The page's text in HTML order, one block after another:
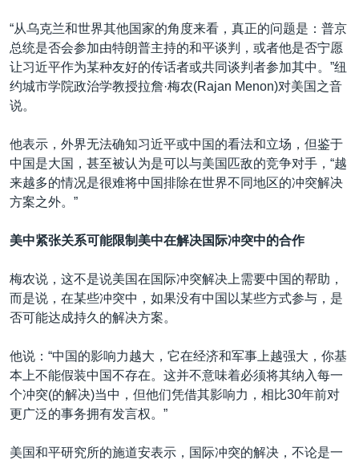
“从乌克兰和世界其他国家的角度来看，真正的问题是：普京
总统是否会参加由特朗普主持的和平谈判，或者他是否宁愿
让习近平作为某种友好的传话者或共同谈判者参加其中。”纽
约城市学院政治学教授拉詹·梅农(Rajan Menon)对美国之音
说。
他表示，外界无法确知习近平或中国的看法和立场，但鉴于
中国是大国，甚至被认为是可以与美国匹敌的竞争对手，“越
来越多的情况是很难将中国排除在世界不同地区的冲突解决
方案之外。”
美中紧张关系可能限制美中在解决国际冲突中的合作
梅农说，这不是说美国在国际冲突解决上需要中国的帮助，
而是说，在某些冲突中，如果没有中国以某些方式参与，是
否可能达成持久的解决方案。
他说：“中国的影响力越大，它在经济和军事上越强大，你基
本上不能假装中国不存在。这并不意味着必须将其纳入每一
个冲突(的解决)当中，但他们凭借其影响力，相比30年前对
更广泛的事务拥有发言权。”
美国和平研究所的施道安表示，国际冲突的解决，不论是一